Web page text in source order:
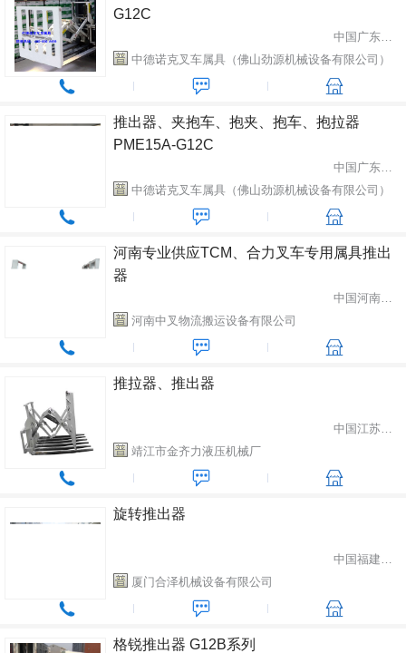
G12C
中国广东省佛山市
中德诺克叉车属具（佛山劲源机械设备有限公司）
推出器、夹抱车、抱夹、抱车、抱拉器
PME15A-G12C
中国广东省佛山市
中德诺克叉车属具（佛山劲源机械设备有限公司）
河南专业供应TCM、合力叉车专用属具推出
器
中国河南省郑州市
河南中叉物流搬运设备有限公司
推拉器、推出器
中国江苏省靖江市
靖江市金齐力液压机械厂
旋转推出器
中国福建省厦门市
厦门合泽机械设备有限公司
格锐推出器 G12B系列